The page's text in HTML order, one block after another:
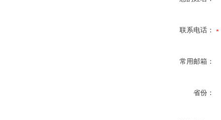
联系电话：
常用邮箱：
省份：